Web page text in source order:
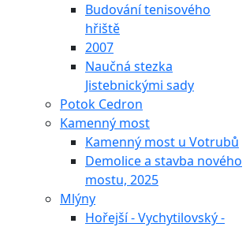
Budování tenisového
hřiště
2007
Naučná stezka
Jistebnickými sady
Potok Cedron
Kamenný most
Kamenný most u Votrubů
Demolice a stavba nového
mostu, 2025
Mlýny
Hořejší - Vychytilovský -